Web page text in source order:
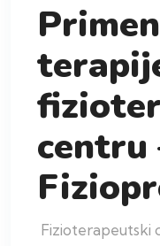
centru
Fizioterapeutski